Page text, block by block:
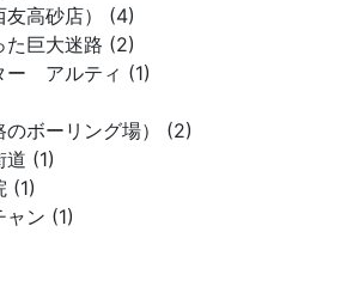
友高砂店） (4)
た巨大迷路 (2)
ー アルティ (1)
のボーリング場） (2)
道 (1)
(1)
ャン (1)